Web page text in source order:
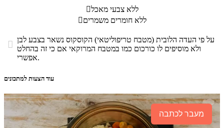
ללא צבעי מאכל
ללא חומרים משמרים
 על פי העדה הלובית (מטבח טריפוליטאי) הקוסקוס נשאר בצבע לבן
ולא מוסיפים לו כורכום כמו במטבח המרוקאי אם כי זה בהחלט
אפשרי.
עוד הצעות למתכונים
מעבר לכתבה